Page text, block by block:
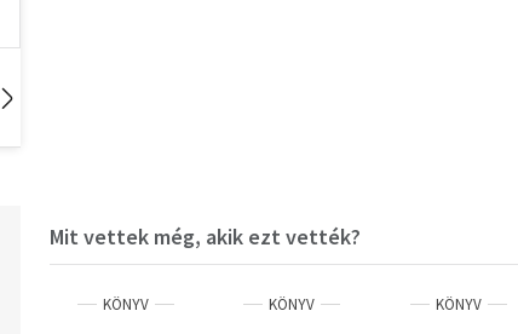
Hangoskönyv
Mit vettek még, akik ezt vették?
KÖNYV KÖNYV KÖNYV